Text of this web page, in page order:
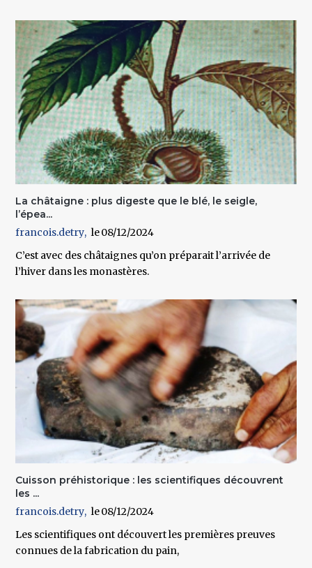
La châtaigne : plus digeste que le blé, le seigle,
l’épea...
francois.detry
08/12/2024
C’est avec des châtaignes qu’on préparait l’arrivée de
l’hiver dans les monastères.
Cuisson préhistorique : les scientifiques découvrent
les ...
francois.detry
08/12/2024
Les scientifiques ont découvert les premières preuves
connues de la fabrication du pain,